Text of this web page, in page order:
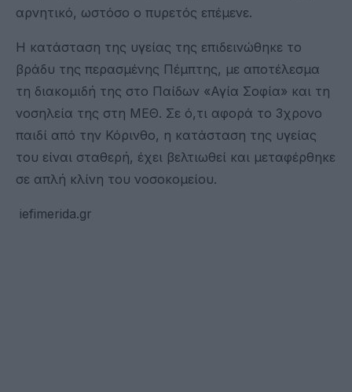
αρνητικό, ωστόσο ο πυρετός επέμενε.
Η κατάσταση της υγείας της επιδεινώθηκε το
βράδυ της περασμένης Πέμπτης, με αποτέλεσμα
τη διακομιδή της στο Παίδων «Αγία Σοφία» και τη
νοσηλεία της στη ΜΕΘ. Σε ό,τι αφορά το 3χρονο
παιδί από την Κόρινθο, η κατάσταση της υγείας
του είναι σταθερή, έχει βελτιωθεί και μεταφέρθηκε
σε απλή κλίνη του νοσοκομείου.
iefimerida.gr